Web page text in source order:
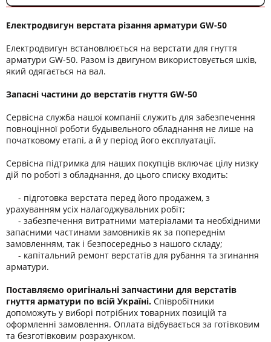
Електродвигун верстата різання арматури GW-50
Електродвигун встановлюється на верстати для гнуття
арматури GW-50. Разом із двигуном використовується шків,
який одягається на вал.
Запасні частини до верстатів гнуття GW-50
Сервісна служба нашої компанії служить для забезпечення
повноцінної роботи будывельного обладнання не лише на
початковому етапі, а й у період його експлуатації.
Сервісна підтримка для наших покупців включає цілу низку
дій по роботі з обладнання, до цього списку входить:
- підготовка верстата перед його продажем, з
урахуванням усіх налагоджувальних робіт;
- забезпечення витратними матеріалами та необхідними
запасними частинами замовників як за попереднім
замовленням, так і безпосередньо з нашого складу;
- капітальний ремонт верстатів для рубання та згинання
арматури.
Поставляємо оригінальні запчастини для верстатів
гнуття арматури по всій Україні. Співробітники
допоможуть у виборі потрібних товарних позицій та
оформленні замовлення. Оплата відбувається за готівковим
та безготівковим розрахунком.